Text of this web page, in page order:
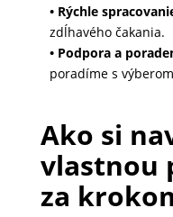
OUTDOOR
• Rýchle
zdĺhavého čakania.
• Podpora a
poradíme s
Ako si
vlastnou
za